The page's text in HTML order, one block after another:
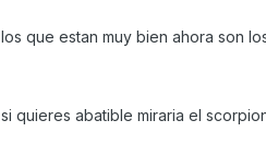
los que estan muy bien ahora son
si quieres abatible miraria el